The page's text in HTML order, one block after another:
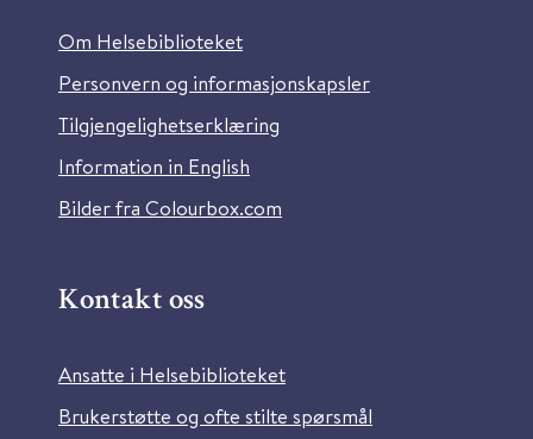
Om Helsebiblioteket
Personvern og informasjonskapsler
Tilgjengelighetserklæring
Information in English
Bilder fra Colourbox.com
Kontakt oss
Ansatte i Helsebiblioteket
Brukerstøtte og ofte stilte spørsmål